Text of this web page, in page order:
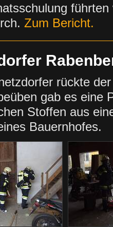
führten
Zum Bericht.
rückte
gab es eine
Stoffen aus
Bauernhofes.